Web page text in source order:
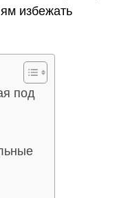
избежать
под